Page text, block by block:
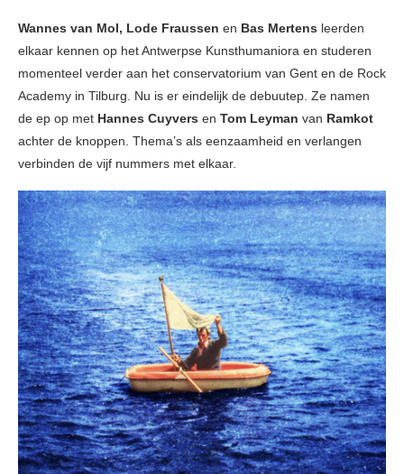
Wannes van Mol, Lode Fraussen en Bas Mertens leerden
elkaar kennen op het Antwerpse Kunsthumaniora en studeren
momenteel verder aan het conservatorium van Gent en de Rock
Academy in Tilburg. Nu is er eindelijk de debuutep. Ze namen
de ep op met Hannes Cuyvers en Tom Leyman van Ramkot
achter de knoppen. Thema’s als eenzaamheid en verlangen
verbinden de vijf nummers met elkaar.